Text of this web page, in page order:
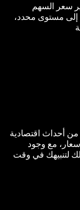
سعر السهم
إلى مستوى محدد،
من أحداث اقتصادية
مع وجود
لتنبيهك في وقت